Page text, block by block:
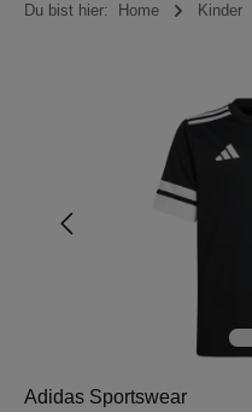
Du bist hier: Home Kinder
Bildergalerie überspringen
Adidas Sportswear